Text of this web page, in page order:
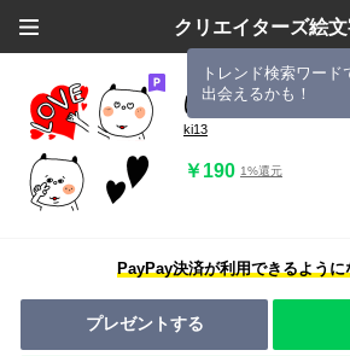
クリエイターズ絵
トレンド検索ワー
出会えるかも！
ぱんださん２
ki13
￥190 1%還元
PayPay決済が利用できるように
プレゼントする